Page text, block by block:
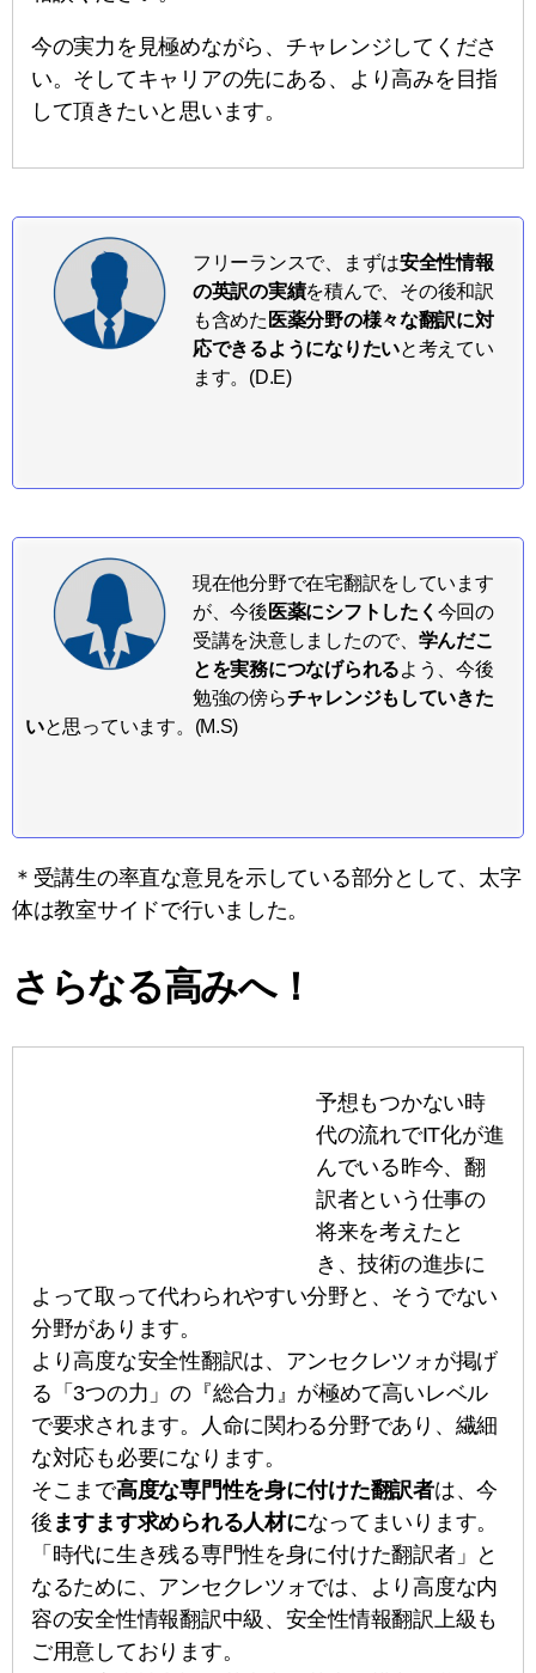
今の実力を見極めながら、チャレンジしてくださ
い。そしてキャリアの先にある、より高みを目指
して頂きたいと思います。
フリーランスで、まずは安全性情報
の英訳の実績を積んで、その後和訳
も含めた 医薬分野の様々な翻訳に対
応できるようになりたいと考えてい
ます。(D.E)
現在他分野で在宅翻訳をしています
が、今後 医薬にシフトしたく 今回の
受講を決意しましたので、 学んだこ
とを実務につなげられるよう、今後
勉強の傍らチャレンジもしていきた
いと思っています。(M.S)
＊受講生の率直な意見を示している部分として、太字
体は教室サイドで行いました。
さらなる高みへ！
予想もつかない時
代の流れでIT化が進
んでいる昨今、翻
訳者という仕事の
将来を考えたと
き、技術の進歩に
よって取って代わられやすい分野と、そうでない
分野があります。
より高度な安全性翻訳は、アンセクレツォが掲げ
る「3つの力」の『総合力』が極めて高いレベル
で要求されます。人命に関わる分野であり、繊細
な対応も必要になります。
そこまで高度な専門性を身に付けた翻訳者は、今
後 ますます求められる人材になってまいります。
「時代に生き残る専門性を身に付けた翻訳者」と
なるために、アンセクレツォでは、より高度な内
容の安全性情報翻訳中級、安全性情報翻訳上級も
ご用意しております。